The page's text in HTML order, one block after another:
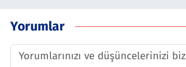
Yorumlar